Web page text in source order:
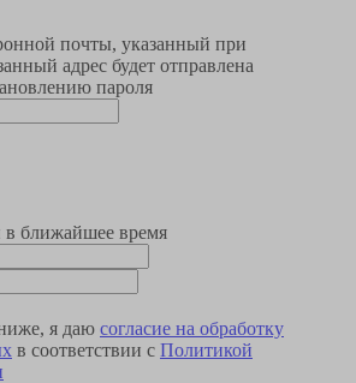
почты, указанный при
адрес будет отправлена
пароля
ближайшее время
я даю согласие на обработку
в соответствии с Политикой